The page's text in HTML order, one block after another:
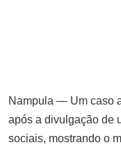
Nampula — Um caso
após a divulgação de
sociais, mostrando o